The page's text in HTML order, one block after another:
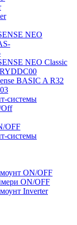
NEO
NEO Classic
BASIC A R32
системы
Off
OFF
системы
ON/OFF
ON/OFF
Inverter